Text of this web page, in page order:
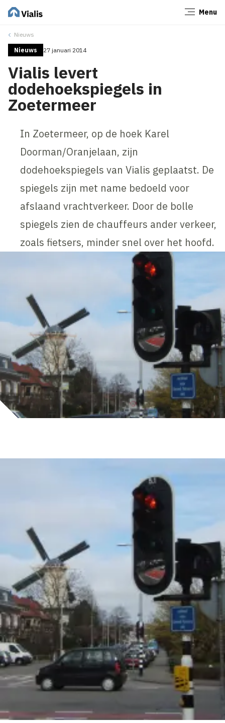
Menu
Nieuws
Nieuws 27 januari 2014
Vialis levert
dodehoekspiegels in
Zoetermeer
In Zoetermeer, op de hoek Karel
Doorman/Oranjelaan, zijn
dodehoekspiegels van Vialis geplaatst. De
spiegels zijn met name bedoeld voor
afslaand vrachtverkeer. Door de bolle
spiegels zien de chauffeurs ander verkeer,
zoals fietsers, minder snel over het hoofd.
Sluiten